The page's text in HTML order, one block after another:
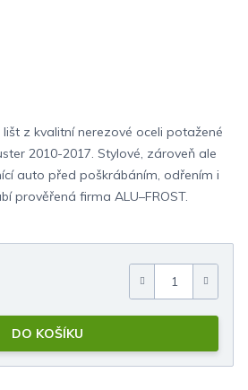
z kvalitní nerezové oceli potažené
2010-2017. Stylové, zároveň ale
auto před poškrábáním, odřením i
prověřená firma ALU–FROST.
Měrná cena:
DO KOŠÍKU